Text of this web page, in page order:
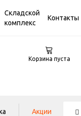
Складской
комплекс
Контакты
Корзина пуста
Акции